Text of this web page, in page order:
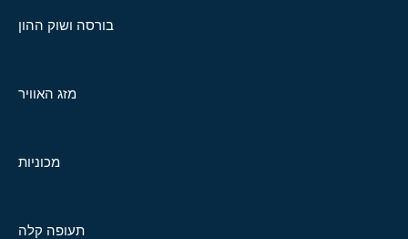
בורסה ושוק ההון
מזג האוויר
מכוניות
תעופה קלה